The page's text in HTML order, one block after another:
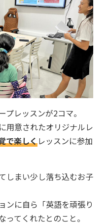
レッスンが2コマ。
用意されたオリジナルレ
で楽しくレッスンに参加
しまい少し落ち込むお子
ンに自ら「英語を頑張り
てくれたとのこと。